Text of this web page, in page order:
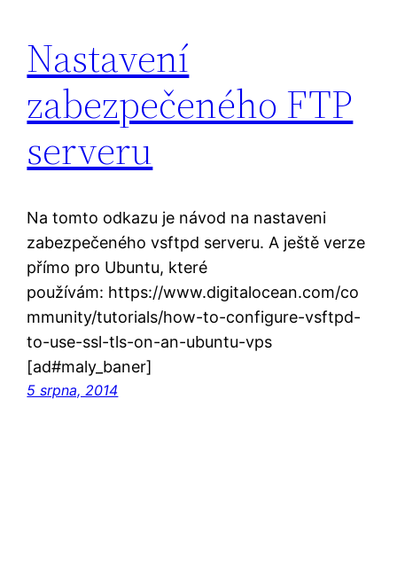
Nastavení
zabezpečeného FTP
serveru
Na tomto odkazu je návod na nastaveni
zabezpečeného vsftpd serveru. A ještě verze
přímo pro Ubuntu, které
používám: https://www.digitalocean.com/co
mmunity/tutorials/how-to-configure-vsftpd-
to-use-ssl-tls-on-an-ubuntu-vps
[ad#maly_baner]
5 srpna, 2014